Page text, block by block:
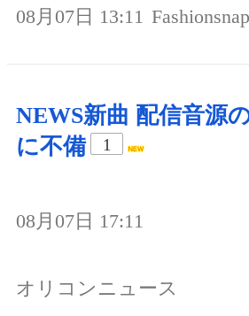
08月07日 13:11
NEWS新曲 配信音源
に不備
1
08月07日 17:11
オリコンニュース